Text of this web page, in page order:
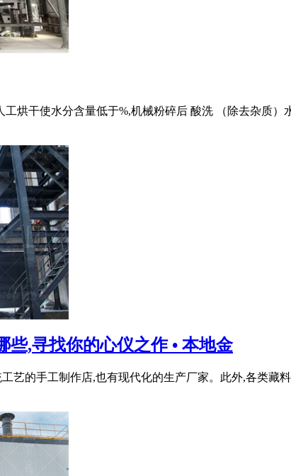
烘干使水分含量低于%,机械粉碎后 酸洗 （除去杂质
些,寻找你的心仪之作 • 本地金
艺的手工制作店,也有现代化的生产厂家。此外,各类藏